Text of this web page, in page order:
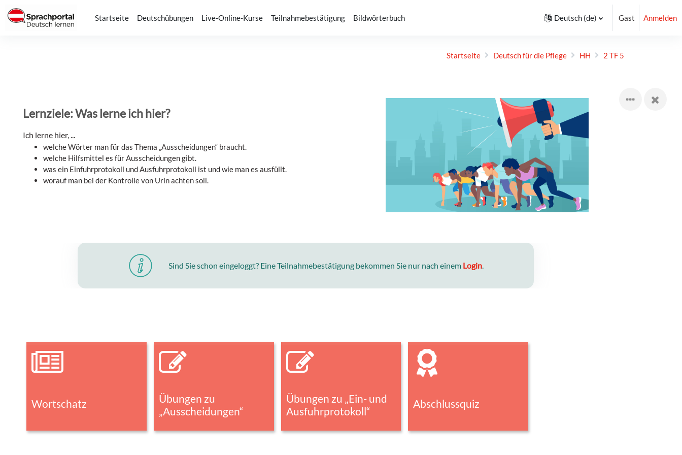
Startseite
Deutschübungen Live-Online-Kurse Teilnahmebestätigung Bildwörterbuch Deutsch ‎(de)‎ Gast Anmelden
Startseite Deutsch für die Pflege HH 2 TF 5
Lernziele: Was lerne ich hier?
Ich lerne hier, ...
welche Wörter man für das Thema „Ausscheidungen“ braucht.
welche Hilfsmittel es für Ausscheidungen gibt.
was ein Einfuhrprotokoll und Ausfuhrprotokoll ist und wie man es ausfüllt.
worauf man bei der Kontrolle von Urin achten soll.
Sind Sie schon eingeloggt? Eine Teilnahmebestätigung bekommen Sie nur nach einem Login.
Wortschatz
Übungen zu
„Ausscheidungen“
Übungen zu „Ein- und
Ausfuhrprotokoll“
Abschlussquiz